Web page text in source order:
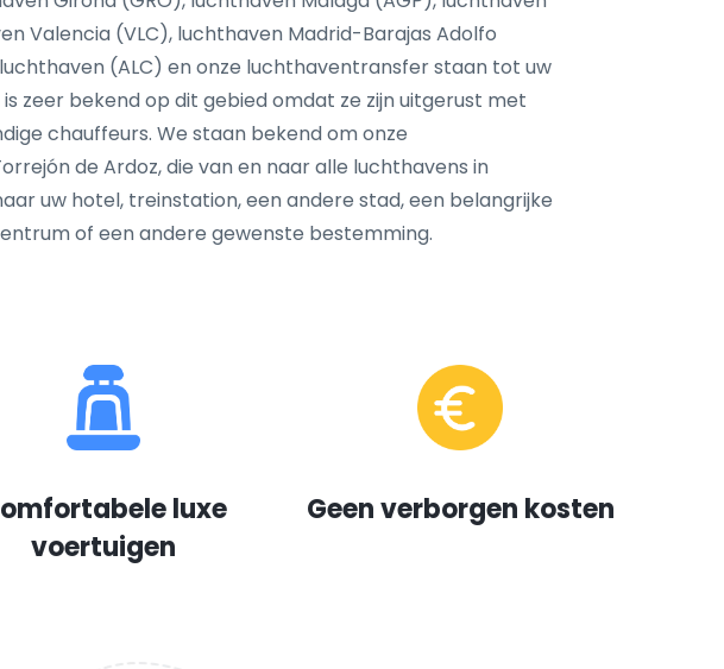
Valencia (VLC), luchthaven Madrid-Barajas Adolfo
(ALC) en onze luchthaventransfer staan tot uw
zeer bekend op dit gebied omdat ze zijn uitgerust met
chauffeurs. We staan bekend om onze
de Ardoz, die van en naar alle luchthavens in
uw hotel, treinstation, een andere stad, een belangrijke
of een andere gewenste bestemming.
luxe
voertuigen
Geen verborgen kosten